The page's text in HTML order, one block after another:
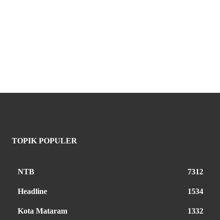
TOPIK POPULER
NTB 7312
Headline 1534
Kota Mataram 1332